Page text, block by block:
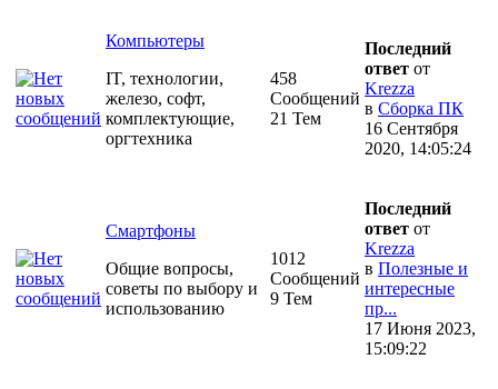
Компьютеры
IT, технологии,
железо, софт,
комплектующие,
оргтехника
458
Сообщений
21 Тем
Последний
ответ от
Krezza
в Сборка ПК
16 Сентября
2020, 14:05:24
Смартфоны
Общие вопросы,
советы по выбору и
использованию
1012
Сообщений
9 Тем
Последний
ответ от
Krezza
в Полезные и
интересные
пр...
17 Июня 2023,
15:09:22